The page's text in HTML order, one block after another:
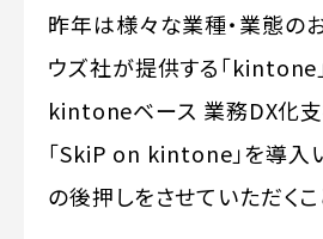
昨年は様々な業種・業態の
ウズ社が提供する「kintone
kintoneベース 業務DX化
「SkiP on kintone」を導入
の後押しをさせていただくこ